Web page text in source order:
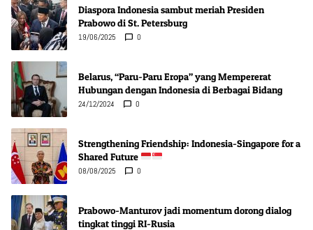
Diaspora Indonesia sambut meriah Presiden
Prabowo di St. Petersburg
19/06/2025 0
Belarus, “Paru-Paru Eropa” yang Mempererat
Hubungan dengan Indonesia di Berbagai Bidang
24/12/2024 0
Strengthening Friendship: Indonesia-Singapore for a
Shared Future
08/08/2025 0
Prabowo-Manturov jadi momentum dorong dialog
tingkat tinggi RI-Rusia